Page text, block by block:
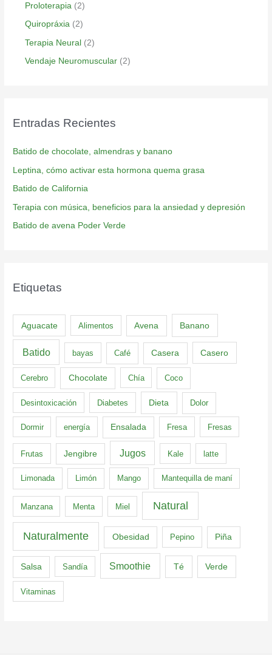
Proloterapia (2)
Quiropráxia (2)
Terapia Neural (2)
Vendaje Neuromuscular (2)
Entradas Recientes
Batido de chocolate, almendras y banano
Leptina, cómo activar esta hormona quema grasa
Batido de California
Terapia con música, beneficios para la ansiedad y depresión
Batido de avena Poder Verde
Etiquetas
Aguacate Alimentos Avena Banano
Batido bayas Café Casera Casero
Cerebro Chocolate Chía Coco
Desintoxicación Diabetes Dieta Dolor
Dormir energía Ensalada Fresa Fresas
Frutas Jengibre Jugos Kale latte
Limonada Limón Mango Mantequilla de maní
Manzana Menta Miel Natural
Naturalmente Obesidad Pepino Piña
Salsa Sandía Smoothie Té Verde
Vitaminas